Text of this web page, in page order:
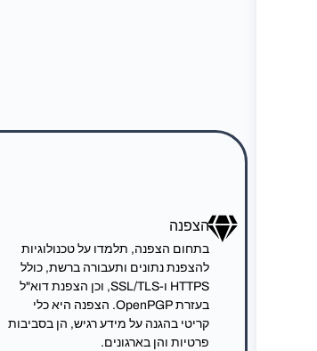
הצפנה
בתחום הצפנה, תלמדו על טכנולוגיות
להצפנת נתונים ותעבורה ברשת, כולל
HTTPS ו-SSL/TLS, וכן הצפנת דוא"ל
בעזרת OpenPGP. הצפנה היא כלי
קריטי בהגנה על מידע רגיש, הן בסביבות
פרטיות והן בארגונים.